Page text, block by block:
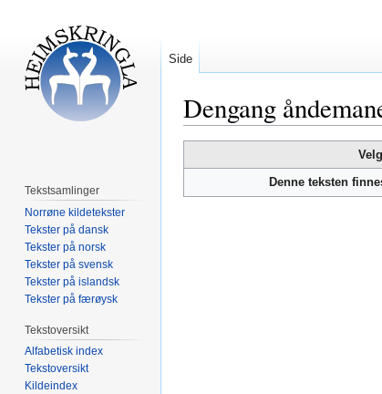
Dengang
til
til
Denne teksten
Side
Tekstsamlinger
Norrøne kildetekster
Tekster på dansk
Tekster på norsk
Tekster på svensk
Tekster på islandsk
Tekster på færøysk
Tekstoversikt
Alfabetisk index
Tekstoversikt
Kildeindex